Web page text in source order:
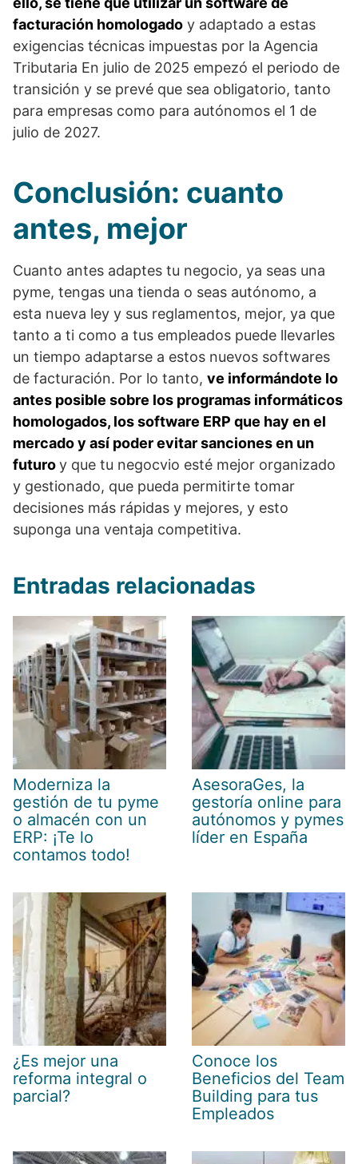
facturación homologado y adaptado a estas
exigencias técnicas impuestas por la Agencia
Tributaria En julio de 2025 empezó el periodo de
transición y se prevé que sea obligatorio, tanto
para empresas como para autónomos el 1 de
julio de 2027.
Conclusión: cuanto
antes, mejor
Cuanto antes adaptes tu negocio, ya seas una
pyme, tengas una tienda o seas autónomo, a
esta nueva ley y sus reglamentos, mejor, ya que
tanto a ti como a tus empleados puede llevarles
un tiempo adaptarse a estos nuevos softwares
de facturación. Por lo tanto, ve informándote lo
antes posible sobre los programas informáticos
homologados, los software ERP que hay en el
mercado y así poder evitar sanciones en un
futuroy que tu negocvio esté mejor organizado
y gestionado, que pueda permitirte tomar
decisiones más rápidas y mejores, y esto
suponga una ventaja competitiva.
Entradas relacionadas
Moderniza la
gestión de tu pyme
o almacén con un
ERP: ¡Te lo
contamos todo!
AsesoraGes, la
gestoría online para
autónomos y pymes
líder en España
¿Es mejor una
reforma integral o
parcial?
Conoce los
Beneficios del Team
Building para tus
Empleados